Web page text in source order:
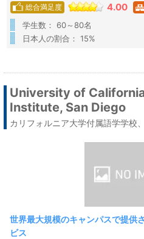
総合満足度 4.00
学生数： 60～80名
日本人の割合： 15%
University of
Institute, San Diego
カリフォルニア大学付属語学学校
世界最大規模のキャンパスで提供
ビス